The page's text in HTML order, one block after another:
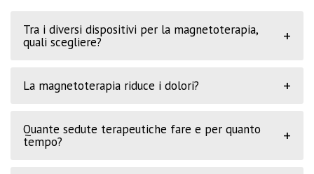
Tra i diversi dispositivi per la magnetoterapia,
quali scegliere?
+
La magnetoterapia riduce i dolori? +
Quante sedute terapeutiche fare e per quanto
tempo?
+